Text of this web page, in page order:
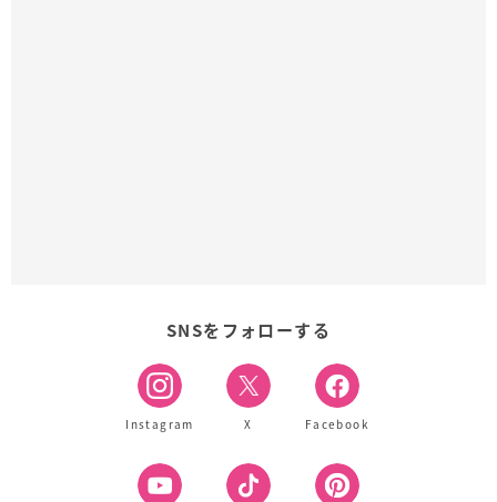
SNSをフォローする
Instagram X Facebook